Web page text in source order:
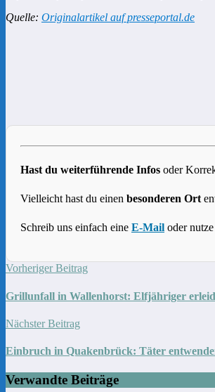
Quelle: Originalartikel auf presseportal.de
Hast du weiterführende Infos oder
Vielleicht hast du einen besonderen Ort
Schreib uns einfach eine E-Mail oder
Vorheriger Beitrag
Grillunfall in Wallenhorst: Elfjähriger
Nächster Beitrag
Einbruch in Quakenbrück: Täter
Verwandte Beiträge